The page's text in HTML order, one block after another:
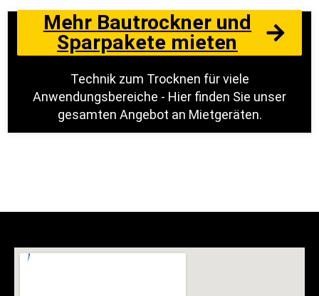
Mehr Bautrockner und
Sparpakete mieten
Technik zum Trocknen für viele
Anwendungsbereiche - Hier finden Sie unser
gesamten Angebot an Mietgeräten.